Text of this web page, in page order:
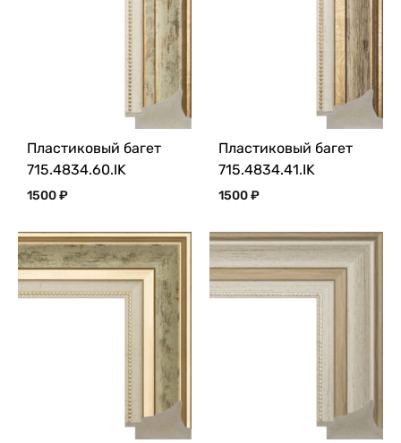
Пластиковый багет
715.4834.60.IK
1500₽
Пластиковый багет
715.4834.41.IK
1500₽